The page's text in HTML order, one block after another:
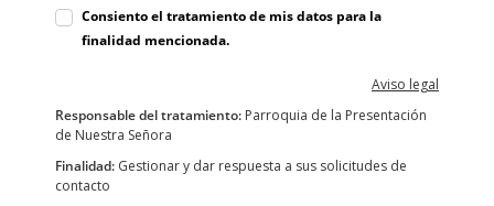
Consiento el tratamiento de mis datos para la
finalidad mencionada.
Aviso legal
Responsable del tratamiento: Parroquia de la Presentación
de Nuestra Señora
Finalidad: Gestionar y dar respuesta a sus solicitudes de
contacto